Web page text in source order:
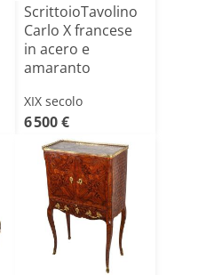
ScrittoioTavolino
Carlo X francese
in acero e
amaranto
XIX secolo
6 500 €